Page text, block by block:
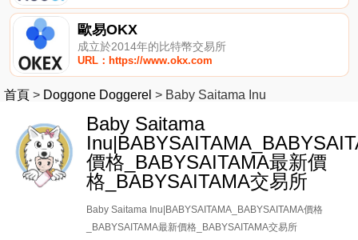
歐易OKX
成立於2014年的比特幣交易所
URL：https://www.okx.com
首頁 > Doggone Doggerel > Baby Saitama Inu
Baby Saitama
價格_BABYSAITAMA最新價
格_BABYSAITAMA交易所
Baby Saitama Inu|BABYSAITAMA_BABYSAITAMA價格
_BABYSAITAMA最新價格_BABYSAITAMA交易所